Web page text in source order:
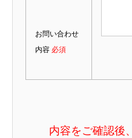
お問い合わせ
内容 必須
内容をご確認後